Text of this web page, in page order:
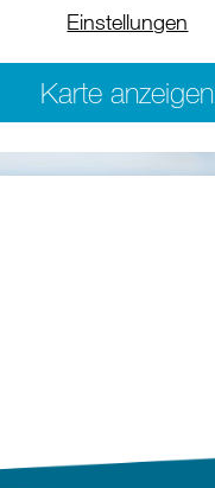
Einstellungen
Karte anzeigen